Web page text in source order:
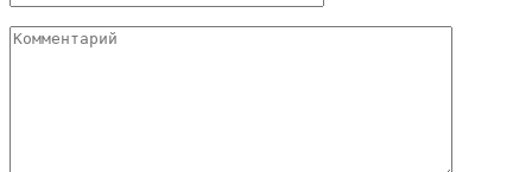
Комментарий